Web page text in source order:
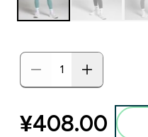
¥408.00‎